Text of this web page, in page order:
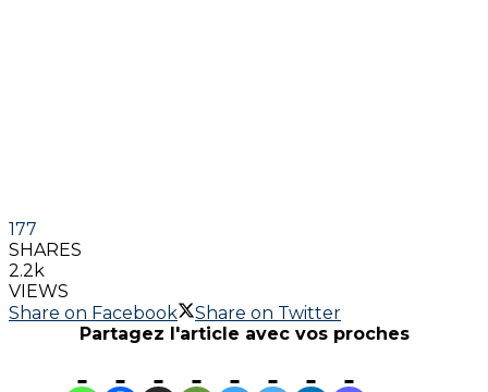
177
SHARES
2.2k
VIEWS
Share on Facebook
Share on Twitter
Partagez l'article avec vos proches